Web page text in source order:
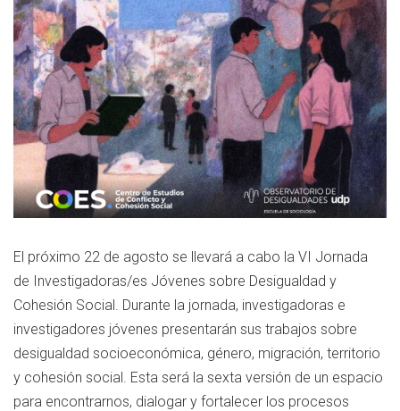
El próximo 22 de agosto se llevará a cabo la VI Jornada
de Investigadoras/es Jóvenes sobre Desigualdad y
Cohesión Social. Durante la jornada, investigadoras e
investigadores jóvenes presentarán sus trabajos sobre
desigualdad socioeconómica, género, migración, territorio
y cohesión social. Esta será la sexta versión de un espacio
para encontrarnos, dialogar y fortalecer los procesos